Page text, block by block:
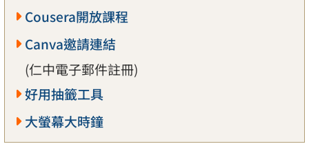
Cousera開放課程
Canva邀請連結
(仁中電子郵件註冊)
好用抽籤工具
大螢幕大時鐘